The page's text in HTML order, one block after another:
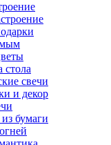
стола
свечи
и декор
бумаги